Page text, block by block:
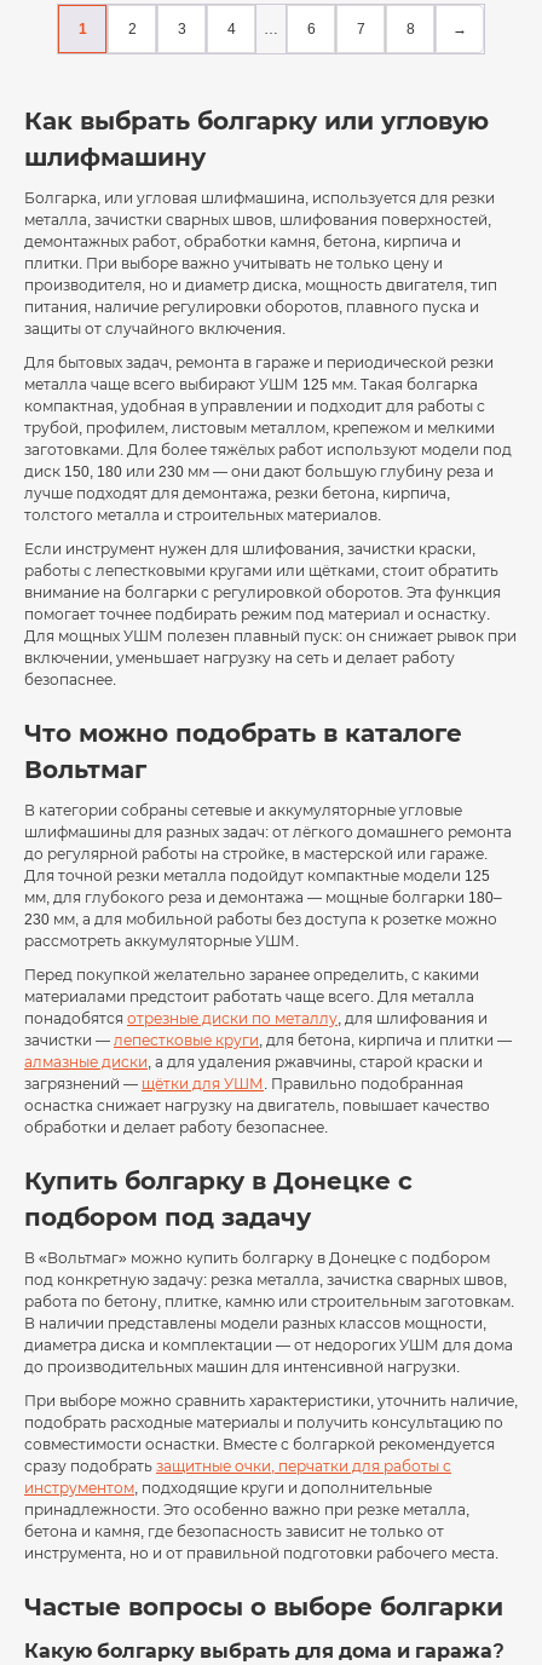
1 2 3 4 6 7 8 →
Как выбрать болгарку или угловую
шлифмашину
Болгарка, или угловая шлифмашина, используется для резки
металла, зачистки сварных швов, шлифования поверхностей,
демонтажных работ, обработки камня, бетона, кирпича и
плитки. При выборе важно учитывать не только цену и
производителя, но и диаметр диска, мощность двигателя, тип
питания, наличие регулировки оборотов, плавного пуска и
защиты от случайного включения.
Для бытовых задач, ремонта в гараже и периодической резки
металла чаще всего выбирают УШМ 125 мм. Такая болгарка
компактная, удобная в управлении и подходит для работы с
трубой, профилем, листовым металлом, крепежом и мелкими
заготовками. Для более тяжёлых работ используют модели под
диск 150, 180 или 230 мм — они дают большую глубину реза и
лучше подходят для демонтажа, резки бетона, кирпича,
толстого металла и строительных материалов.
Если инструмент нужен для шлифования, зачистки краски,
работы с лепестковыми кругами или щётками, стоит обратить
внимание на болгарки с регулировкой оборотов. Эта функция
помогает точнее подбирать режим под материал и оснастку.
Для мощных УШМ полезен плавный пуск: он снижает рывок при
включении, уменьшает нагрузку на сеть и делает работу
безопаснее.
Что можно подобрать в каталоге
Вольтмаг
В категории собраны сетевые и аккумуляторные угловые
шлифмашины для разных задач: от лёгкого домашнего ремонта
до регулярной работы на стройке, в мастерской или гараже.
Для точной резки металла подойдут компактные модели 125
мм, для глубокого реза и демонтажа — мощные болгарки 180–
230 мм, а для мобильной работы без доступа к розетке можно
рассмотреть аккумуляторные УШМ.
Перед покупкой желательно заранее определить, с какими
материалами предстоит работать чаще всего. Для металла
понадобятся отрезные диски по металлу , для шлифования и
зачистки — лепестковые круги , для бетона, кирпича и плитки —
алмазные диски , а для удаления ржавчины, старой краски и
загрязнений — щётки для УШМ . Правильно подобранная
оснастка снижает нагрузку на двигатель, повышает качество
обработки и делает работу безопаснее.
Купить болгарку в Донецке с
подбором под задачу
В «Вольтмаг» можно купить болгарку в Донецке с подбором
под конкретную задачу: резка металла, зачистка сварных швов,
работа по бетону, плитке, камню или строительным заготовкам.
В наличии представлены модели разных классов мощности,
диаметра диска и комплектации — от недорогих УШМ для дома
до производительных машин для интенсивной нагрузки.
При выборе можно сравнить характеристики, уточнить наличие,
подобрать расходные материалы и получить консультацию по
совместимости оснастки. Вместе с болгаркой рекомендуется
сразу подобрать защитные очки, перчатки для работы с
инструментом , подходящие круги и дополнительные
принадлежности. Это особенно важно при резке металла,
бетона и камня, где безопасность зависит не только от
инструмента, но и от правильной подготовки рабочего места.
Частые вопросы о выборе болгарки
Какую болгарку выбрать для дома и гаража?